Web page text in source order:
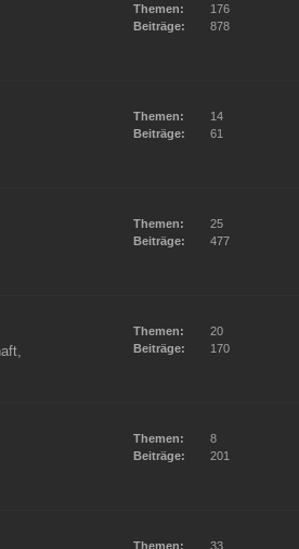
Themen:
176
Beiträge:
878
Themen:
14
Beiträge:
61
Themen:
25
Beiträge:
477
Themen:
20
Beiträge:
170
Themen:
8
Beiträge:
201
Themen:
33